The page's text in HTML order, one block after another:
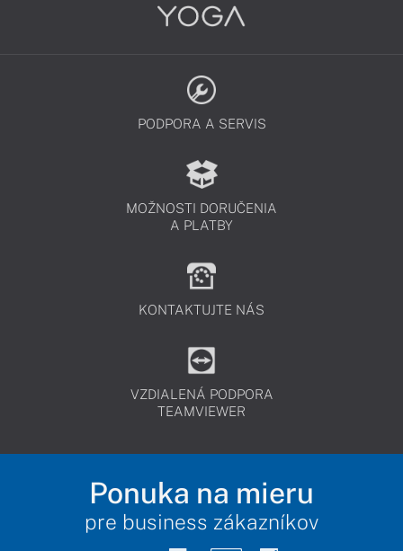
PODPORA A SERVIS
MOŽNOSTI DORUČENIA
A PLATBY
KONTAKTUJTE NÁS
VZDIALENÁ PODPORA
TEAMVIEWER
Ponuka na mieru
pre business zákazníkov